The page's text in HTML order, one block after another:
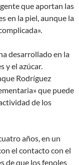
que aportan las
en la piel, aunque la
desarrollado en la
y el azúcar.
Rodríguez
que puede
de los
años, en un
el contacto con el
de que los fenoles